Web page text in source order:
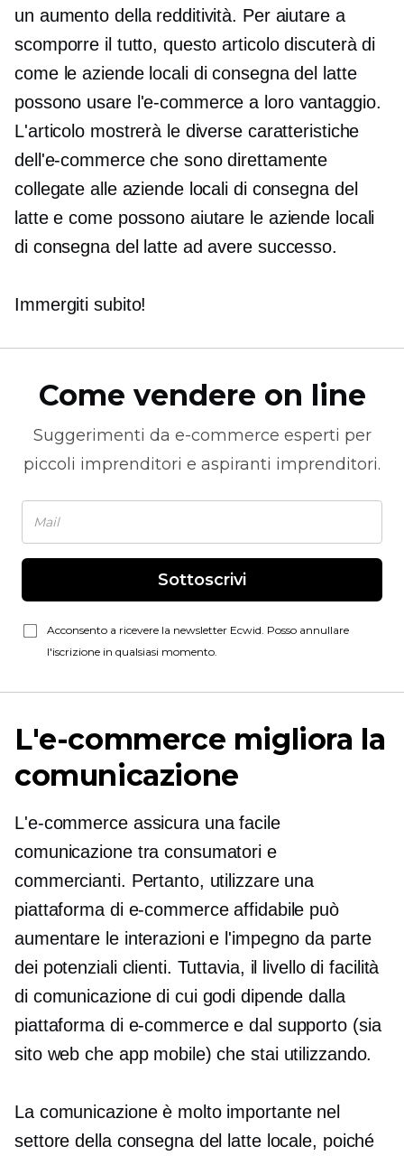
un aumento della redditività. Per aiutare a
scomporre il tutto, questo articolo discuterà di
come le aziende locali di consegna del latte
possono usare l'e-commerce a loro vantaggio.
L'articolo mostrerà le diverse caratteristiche
dell'e-commerce che sono direttamente
collegate alle aziende locali di consegna del
latte e come possono aiutare le aziende locali
di consegna del latte ad avere successo.
Immergiti subito!
Come vendere on line
Suggerimenti da e-commerce esperti per
piccoli imprenditori e aspiranti imprenditori.
Sottoscrivi
Acconsento a ricevere la newsletter Ecwid. Posso annullare
l'iscrizione in qualsiasi momento.
L'e-commerce migliora la
comunicazione
L'e-commerce assicura una facile
comunicazione tra consumatori e
commercianti. Pertanto, utilizzare una
piattaforma di e-commerce affidabile può
aumentare le interazioni e l'impegno da parte
dei potenziali clienti. Tuttavia, il livello di facilità
di comunicazione di cui godi dipende dalla
piattaforma di e-commerce e dal supporto (sia
sito web che app mobile) che stai utilizzando.
La comunicazione è molto importante nel
settore della consegna del latte locale, poiché